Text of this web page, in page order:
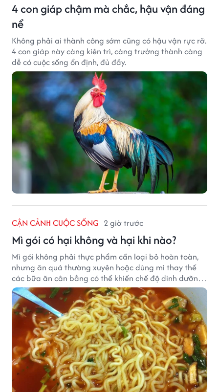
4 con giáp chậm mà chắc, hậu vận đáng
nể
Không phải ai thành công sớm cũng có hậu vận rực rỡ.
4 con giáp này càng kiên trì, càng trưởng thành càng
dễ có cuộc sống ổn định, đủ đầy.
CẬN CẢNH CUỘC SỐNG 2 giờ trước
Mì gói có hại không và hại khi nào?
Mì gói không phải thực phẩm cần loại bỏ hoàn toàn,
nhưng ăn quá thường xuyên hoặc dùng mì thay thế
các bữa ăn cân bằng có thể khiến chế độ dinh dưỡng
mất cân đối.